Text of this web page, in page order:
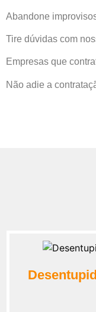
Abandone
Tire dúvidas com
Empresas que
Não adie a